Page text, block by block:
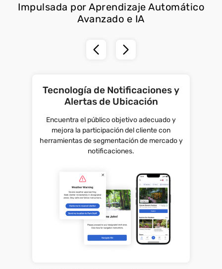
Impulsada por Aprendizaje Automático
Avanzado e IA
Tecnología de Notificaciones y
Alertas de Ubicación
Encuentra el público objetivo adecuado y
mejora la participación del cliente con
herramientas de segmentación de mercado y
notificaciones.